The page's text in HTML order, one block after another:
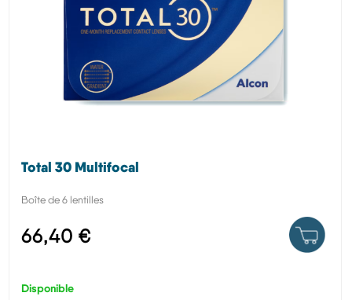
Total 30 Multifocal
Boîte de 6 lentilles
66,40 €
Disponible